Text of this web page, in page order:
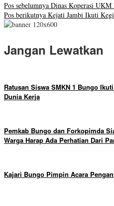
Pos sebelumnya Dinas Koperasi UKM
Pos berikutnya Kejati Jambi Ikuti
Jangan Lewatkan
Ratusan Siswa SMKN 1 Bungo
Dunia Kerja
Pemkab Bungo dan Forkopimda
Warga Harap Ada Perhatian Dari
Kajari Bungo Pimpin Acara